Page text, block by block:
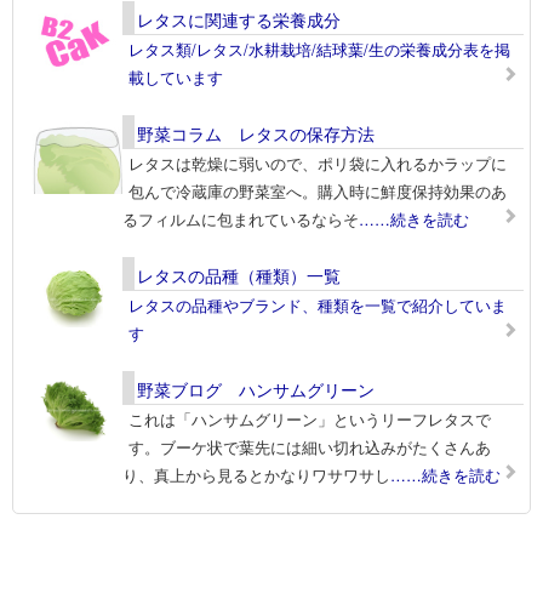
レタスに関連する栄養成分
レタス類/レタス/水耕栽培/結球葉/生の栄養成分表を掲
載しています
野菜コラム レタスの保存方法
レタスは乾燥に弱いので、ポリ袋に入れるかラップに
包んで冷蔵庫の野菜室へ。購入時に鮮度保持効果のあ
るフィルムに包まれているならそ……続きを読む
レタスの品種（種類）一覧
レタスの品種やブランド、種類を一覧で紹介していま
す
野菜ブログ ハンサムグリーン
これは「ハンサムグリーン」というリーフレタスで
す。ブーケ状で葉先には細い切れ込みがたくさんあ
り、真上から見るとかなりワサワサし……続きを読む